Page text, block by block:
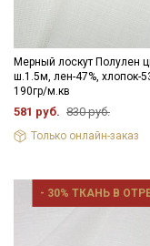
Мерный лоскут Полулен
ш.1.5м, лен-47%, хлопок-
190гр/м.кв
581 руб. 830 руб.
Только онлайн-заказ
- 30% ТКАНЬ В